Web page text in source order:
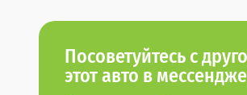
Посоветуйтесь с
этот авто в